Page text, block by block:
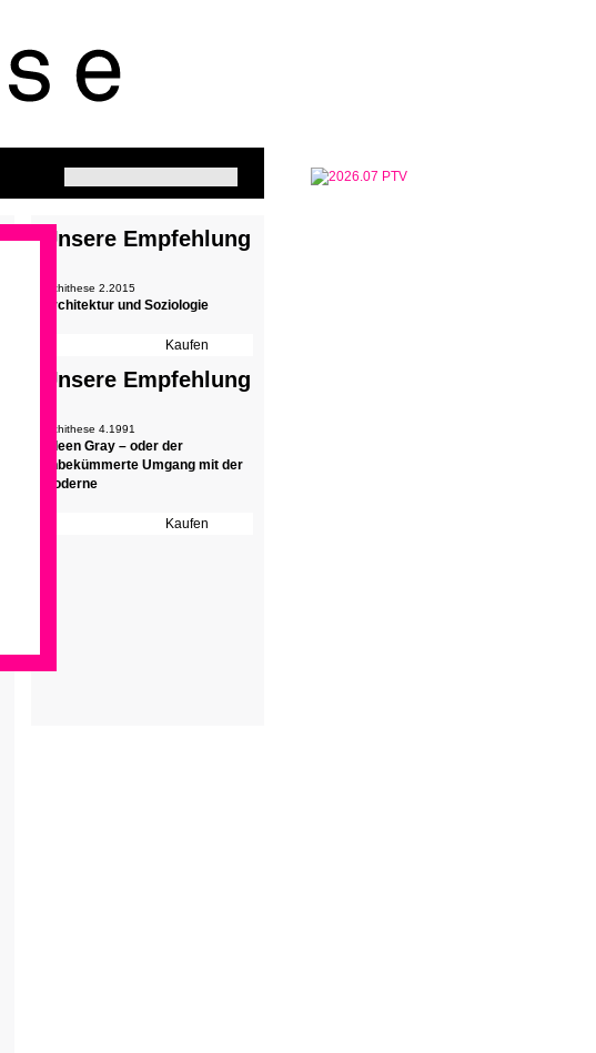
Unsere Empfehlung
archithese 2.2015
Architektur und Soziologie
Unsere Empfehlung
archithese 4.1991
Eileen Gray – oder der
unbekümmerte Umgang mit der
Moderne